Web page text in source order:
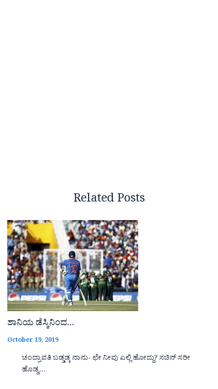
Related Posts
ಶಾನಿಯ ಡೆಸ್ಕಿನಿಂದ…
October 19, 2019
ಚಂದ್ರಾವತಿ ಬಡ್ಡಡ್ಕ ನಾನು- ಛೇ ನೀವು ಎಲ್ಲಿ ಹೋದ್ದು? ಸಚಿನ್ ಸರೀ
ಹೊಡ್ದ,…